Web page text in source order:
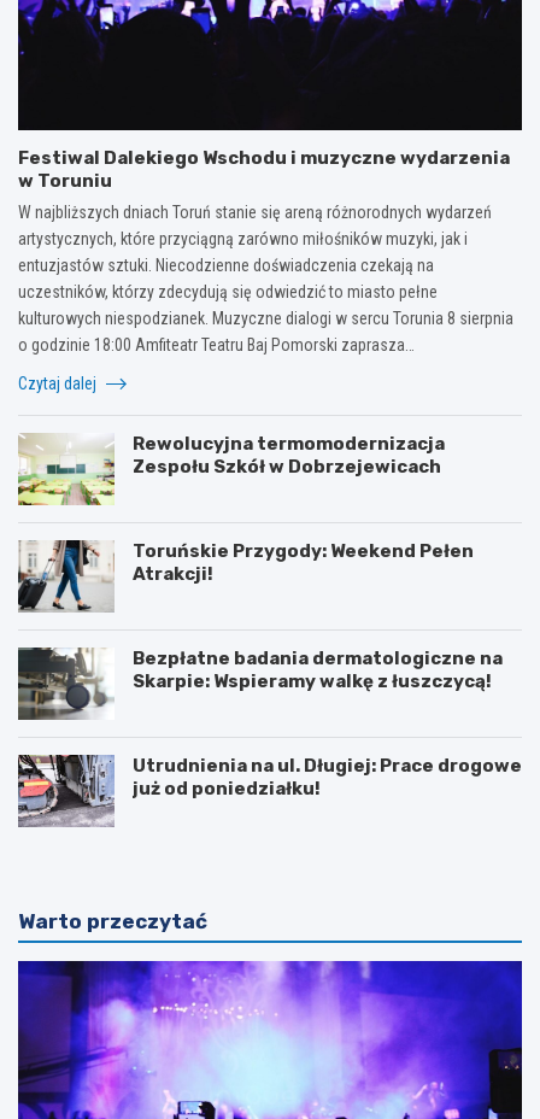
Festiwal Dalekiego Wschodu i muzyczne wydarzenia
w Toruniu
W najbliższych dniach Toruń stanie się areną różnorodnych wydarzeń
artystycznych, które przyciągną zarówno miłośników muzyki, jak i
entuzjastów sztuki. Niecodzienne doświadczenia czekają na
uczestników, którzy zdecydują się odwiedzić to miasto pełne
kulturowych niespodzianek. Muzyczne dialogi w sercu Torunia 8 sierpnia
o godzinie 18:00 Amfiteatr Teatru Baj Pomorski zaprasza…
Czytaj dalej
Rewolucyjna termomodernizacja
Zespołu Szkół w Dobrzejewicach
Toruńskie Przygody: Weekend Pełen
Atrakcji!
Bezpłatne badania dermatologiczne na
Skarpie: Wspieramy walkę z łuszczycą!
Utrudnienia na ul. Długiej: Prace drogowe
już od poniedziałku!
Warto przeczytać